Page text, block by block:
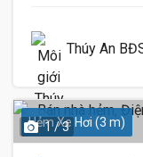
Thúy An
Hẻm Xe Hơi (3 m)
1 / 3